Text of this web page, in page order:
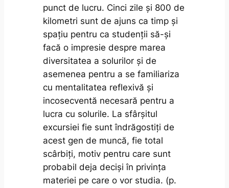
punct de lucru. Cinci zile și 800 de
kilometri sunt de ajuns ca timp și
spațiu pentru ca studenții să-și
facă o impresie despre marea
diversitatea a solurilor și de
asemenea pentru a se familiariza
cu mentalitatea reflexivă și
incosecventă necesară pentru a
lucra cu solurile. La sfârșitul
excursiei fie sunt îndrăgostiți de
acest gen de muncă, fie total
scârbiți, motiv pentru care sunt
probabil deja deciși în privința
materiei pe care o vor studia. (p.